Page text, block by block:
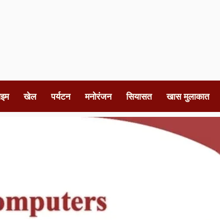
खेल पर्यटन मनोरंजन सियासत खास मुलाकात